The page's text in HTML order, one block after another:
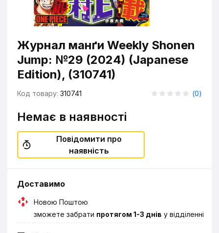
Журнал манґи Weekly Shonen
Jump: №29 (2024) (Japanese
Edition), (310741)
Код товару: 310741 (0)
Немає в наявності
Повідомити про
наявність
Доставимо
Новою Поштою
зможете забрати протягом 1-3 днів у відділенні